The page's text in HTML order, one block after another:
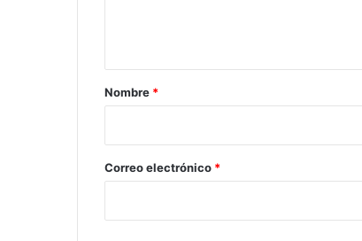
r
*
Nombre *
Correo electrónico *